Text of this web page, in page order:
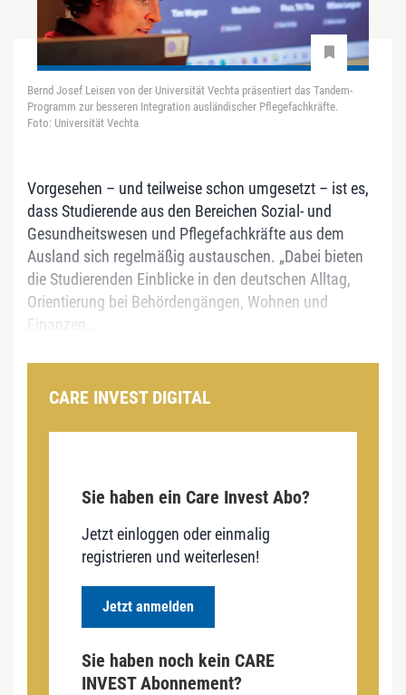
Bernd Josef Leisen von der Universität Vechta präsentiert das Tandem-
Programm zur besseren Integration ausländischer Pflegefachkräfte.
Foto: Universität Vechta
Vorgesehen – und teilweise schon umgesetzt – ist es,
dass Studierende aus den Bereichen Sozial- und
Gesundheitswesen und Pflegefachkräfte aus dem
Ausland sich regelmäßig austauschen. „Dabei bieten
die Studierenden Einblicke in den deutschen Alltag,
Orientierung bei Behördengängen, Wohnen und
Finanzen...
CARE INVEST DIGITAL
Sie haben ein Care Invest Abo?
Jetzt einloggen oder einmalig
registrieren und weiterlesen!
Jetzt anmelden
Sie haben noch kein CARE
INVEST Abonnement?